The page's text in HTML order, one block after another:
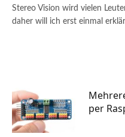
Stereo Vision wird vielen
daher will ich erst einmal
per